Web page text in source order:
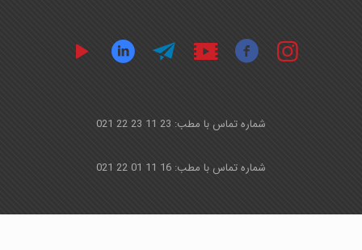
شماره تماس با مطب: 23 11 23 22 021
شماره تماس با مطب: 16 11 01 22 021